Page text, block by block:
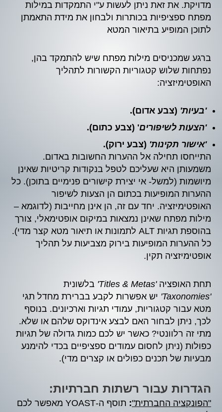
מדויקת. את זאת ניתן לעשות ע"י התמקדות במילות
מפתח ספציפיות בכותרות ולבחון את מידת התאמתן
לתוכן המופיע בתיאור המטא
ברגע שמכניסים מילות מפתח שיש להתמקד בהן,
נפתחות שלוש קטגוריות הקשורות לתהליך
האופטימיזציה:
'בעיות' (צבע אדום).
'הצעות לשיפורים' (צבע כתום).
'אישור תקינות' (צבע ירוק).
התייחסו תחילה אל ההערות החשובות באדום.
משמעותן היא שעליכם לטפל בנקודות קריטיות שאינן
מיושמות (למשל- אי יצירת קישורים פנימיים בתוכן). כל
ההערות המופיעות בכתום הן הצעות לשיפור
האופטימיזציה. יחד עם זה, הן אינן מחייבות (לדוגמא –
מילות מפתח שאינן נמצאות במיקום אופטימאלי, צורך
בהוספת תגיות ALT לתמונות או תיאור מטא קצר מדי).
כל ההערות המופיעות בירוק מצביעות על תהליך
אופטימיזציה תקין.
תחת האופציה'Titles & Metas'
בלשונית
'Taxonomies'
יש אפשרות לקבע בברירת מחדל תגי
מטא עבור קטגוריות, עמודי תגיות וארכיונים. בנוסף
לכך, ניתן לבחור האם לבצע אינדוקס שלהם או שלא.
מתי זה רלוונטי? כאשר יש לכם כמות גדולה של תגיות
כפולות (ניתן לחסום עמודים ספציפיים בכדי להימנע
מבעיות של תכנים כפולים או קצרים מדי).
הגדרות עבור רשתות חברתיות:
"הפונקציה החברתית":
תוסף ה-YOAST מאפשר לכם